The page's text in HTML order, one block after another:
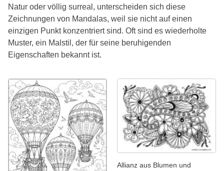
Natur oder völlig surreal, unterscheiden sich diese
Zeichnungen von Mandalas, weil sie nicht auf einen
einzigen Punkt konzentriert sind. Oft sind es wiederholte
Muster, ein Malstil, der für seine beruhigenden
Eigenschaften bekannt ist.
Allianz aus Blumen und